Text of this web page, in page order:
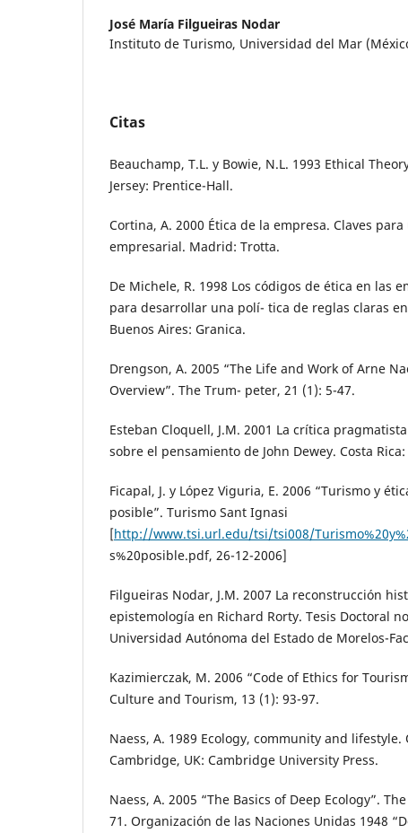
José María Filgueiras Nodar
Instituto de Turismo, Universidad del Mar
Citas
Beauchamp, T.L. y Bowie, N.L. 1993 Ethical
Jersey: Prentice-Hall.
Cortina, A. 2000 Ética de la empresa. Claves
empresarial. Madrid: Trotta.
De Michele, R. 1998 Los códigos de ética en las
para desarrollar una polí- tica de reglas claras
Buenos Aires: Granica.
Drengson, A. 2005 “The Life and Work of Arne
Overview”. The Trum- peter, 21 (1): 5-47.
Esteban Cloquell, J.M. 2001 La crítica
sobre el pensamiento de John Dewey. Costa
Ficapal, J. y López Viguria, E. 2006 “Turismo y
posible”. Turismo Sant Ignasi
[http://www.tsi.url.edu/tsi/tsi008/
s%20posible.pdf, 26-12-2006]
Filgueiras Nodar, J.M. 2007 La reconstrucción
epistemología en Richard Rorty. Tesis Doctoral
Universidad Autónoma del Estado de Morelos-
Kazimierczak, M. 2006 “Code of Ethics for
Culture and Tourism, 13 (1): 93-97.
Naess, A. 1989 Ecology, community and
Cambridge, UK: Cambridge University Press.
Naess, A. 2005 “The Basics of Deep Ecology”.
71. Organización de las Naciones Unidas 1948